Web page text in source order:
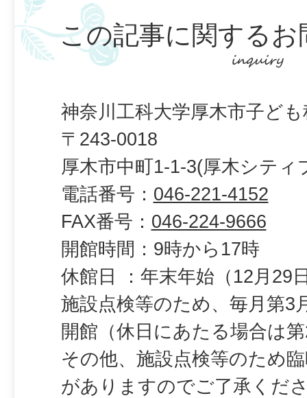
この記事に関するお
神奈川工科大学厚木市子ど
〒243-0018
厚木市中町1-1-3(厚木シティ
電話番号： 046-221-4152
FAX番号： 046-224-9666
開館時間：9時から17時
休館日 ：年末年始（12月29
施設点検等のため、毎月第3
開館（休日にあたる場合は
その他、施設点検等のため
がありますのでご了承くだ